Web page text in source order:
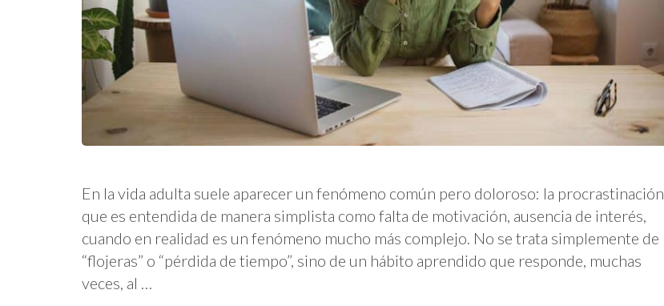
En la vida adulta suele aparecer un fenómeno común pero doloroso: la procrastinación,
que es entendida de manera simplista como falta de motivación, ausencia de interés,
cuando en realidad es un fenómeno mucho más complejo. No se trata simplemente de
“flojeras” o “pérdida de tiempo”, sino de un hábito aprendido que responde, muchas
veces, al …